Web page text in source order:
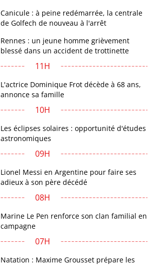
Canicule : à peine redémarrée, la centrale
de Golfech de nouveau à l'arrêt
Rennes : un jeune homme grièvement
blessé dans un accident de trottinette
11H
L'actrice Dominique Frot décède à 68 ans,
annonce sa famille
10H
Les éclipses solaires : opportunité d'études
astronomiques
09H
Lionel Messi en Argentine pour faire ses
adieux à son père décédé
08H
Marine Le Pen renforce son clan familial en
campagne
07H
Natation : Maxime Grousset prépare les